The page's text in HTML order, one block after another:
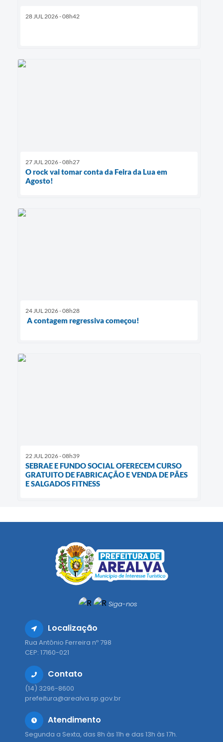
28 JUL 2026 - 08h42
27 JUL 2026 - 08h27
O rock vai tomar conta da Feira da Lua em
Agosto!
24 JUL 2026 - 08h28
A contagem regressiva começou!
22 JUL 2026 - 08h39
SEBRAE E FUNDO SOCIAL OFERECEM CURSO
GRATUITO DE FABRICAÇÃO E VENDA DE PÃES
E SALGADOS FITNESS
Siga-nos
Localização
Rua Antônio Ferreira nº 798
CEP: 17160-021
Contato
(14) 3296-8600
prefeitura@arealva.sp.gov.br
Atendimento
Segunda a Sexta, das 8h às 11h e das 13h às 17h.